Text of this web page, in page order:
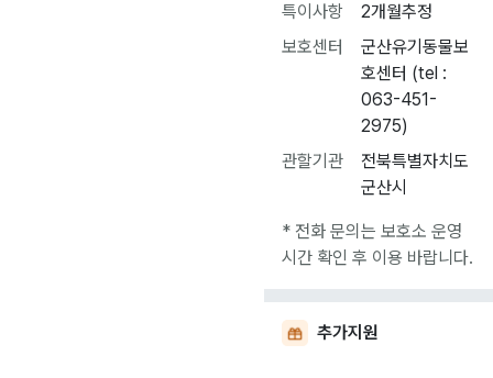
특이사항
2개월추정
보호센터
군산유기동물보
호센터 (tel :
063-451-
2975)
관할기관
전북특별자치도
군산시
* 전화 문의는 보호소 운영
시간 확인 후 이용 바랍니다.
추가지원